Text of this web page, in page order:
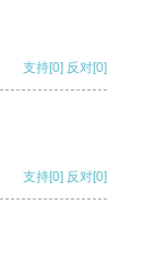
支持[0] 反对[0]
支持[0] 反对[0]